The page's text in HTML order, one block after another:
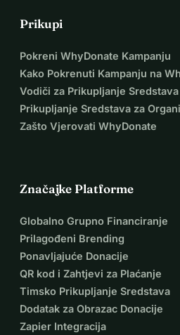
Prikupi
Pokreni WhyDonate Kampanju
Kako Pokrenuti Kampanju na
Vodiči za Prikupljanje Sredstava
Prikupljanje Sredstava za
Zašto Vjerovati WhyDonate
Značajke Platforme
Globalno Grupno Financiranje
Prilagođeni Brending
Ponavljajuće Donacije
QR kod i Zahtjevi za Plaćanje
Timsko Prikupljanje Sredstava
Dodatak za Obrazac Donacije
Zapier Integracija